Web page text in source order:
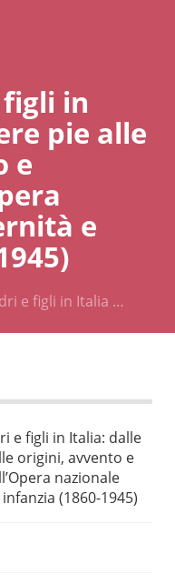
in
pie alle
e
e
e figli in Italia …
e figli in Italia: dalle
origini, avvento e
nazionale
(1860-1945)